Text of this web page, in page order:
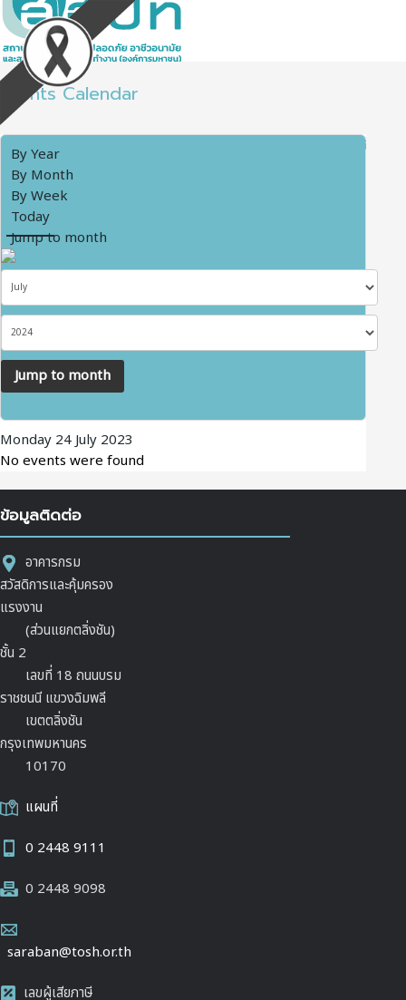
Events Calendar
By Year
By Month
By Week
Today
Jump to month
Jump to month
Monday 24 July 2023
No events were found
ข้อมูลติดต่อ
อาคารกรม
สวัสดิการและคุ้มครอง
แรงงาน
(ส่วนแยกตลิ่งชัน)
ชั้น 2
เลขที่ 18 ถนนบรม
ราชชนนี แขวงฉิมพลี
เขตตลิ่งชัน
กรุงเทพมหานคร
10170
แผนที่
0 2448 9111
0 2448 9098
saraban@tosh.or.th
เลขผู้เสียภาษี